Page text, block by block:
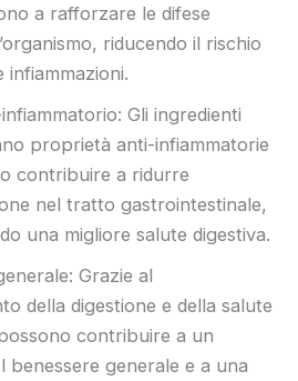
a rafforzare le difese
riducendo il rischio
infiammazioni.
Gli ingredienti
proprietà anti-infiammatorie
contribuire a ridurre
nel tratto gastrointestinale,
una migliore salute digestiva.
Grazie al
della digestione e della salute
contribuire a un
benessere generale e a una